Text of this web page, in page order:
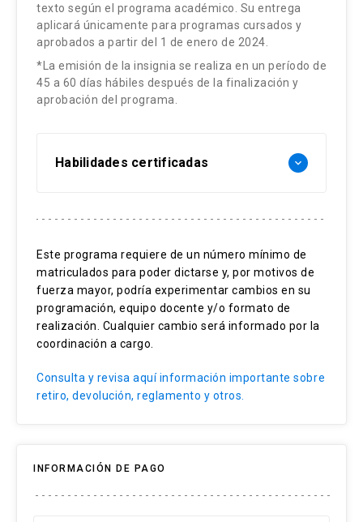
texto según el programa académico. Su entrega
aplicará únicamente para programas cursados y
aprobados a partir del 1 de enero de 2024.
*La emisión de la insignia se realiza en un período de
45 a 60 días hábiles después de la finalización y
aprobación del programa.
Habilidades certificadas keyboard_arrow_down
Alimentación complementaria
Comunicación efectiva
Trabajo en equipo
Este programa requiere de un número mínimo de
matriculados para poder dictarse y, por motivos de
fuerza mayor, podría experimentar cambios en su
programación, equipo docente y/o formato de
realización. Cualquier cambio será informado por la
coordinación a cargo.
Consulta y revisa aquí información importante sobre
retiro, devolución, reglamento y otros.
INFORMACIÓN DE PAGO